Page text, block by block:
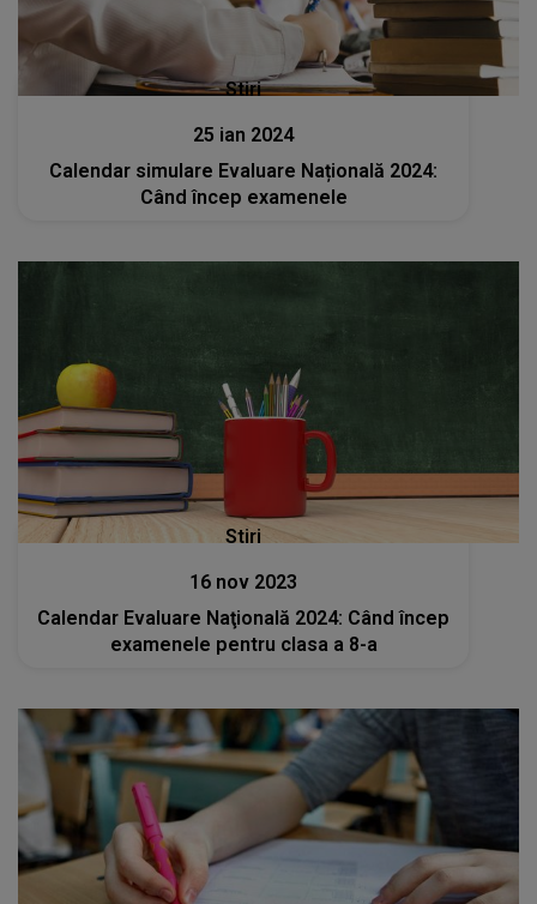
Stiri
25 ian 2024
Calendar simulare Evaluare Națională 2024:
Când încep examenele
Stiri
16 nov 2023
Calendar Evaluare Naţională 2024: Când încep
examenele pentru clasa a 8-a